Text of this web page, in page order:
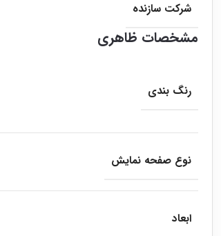
شرکت سازنده
مشخصات ظاهری
رنگ بندی
نوع صفحه نمایش
ابعاد